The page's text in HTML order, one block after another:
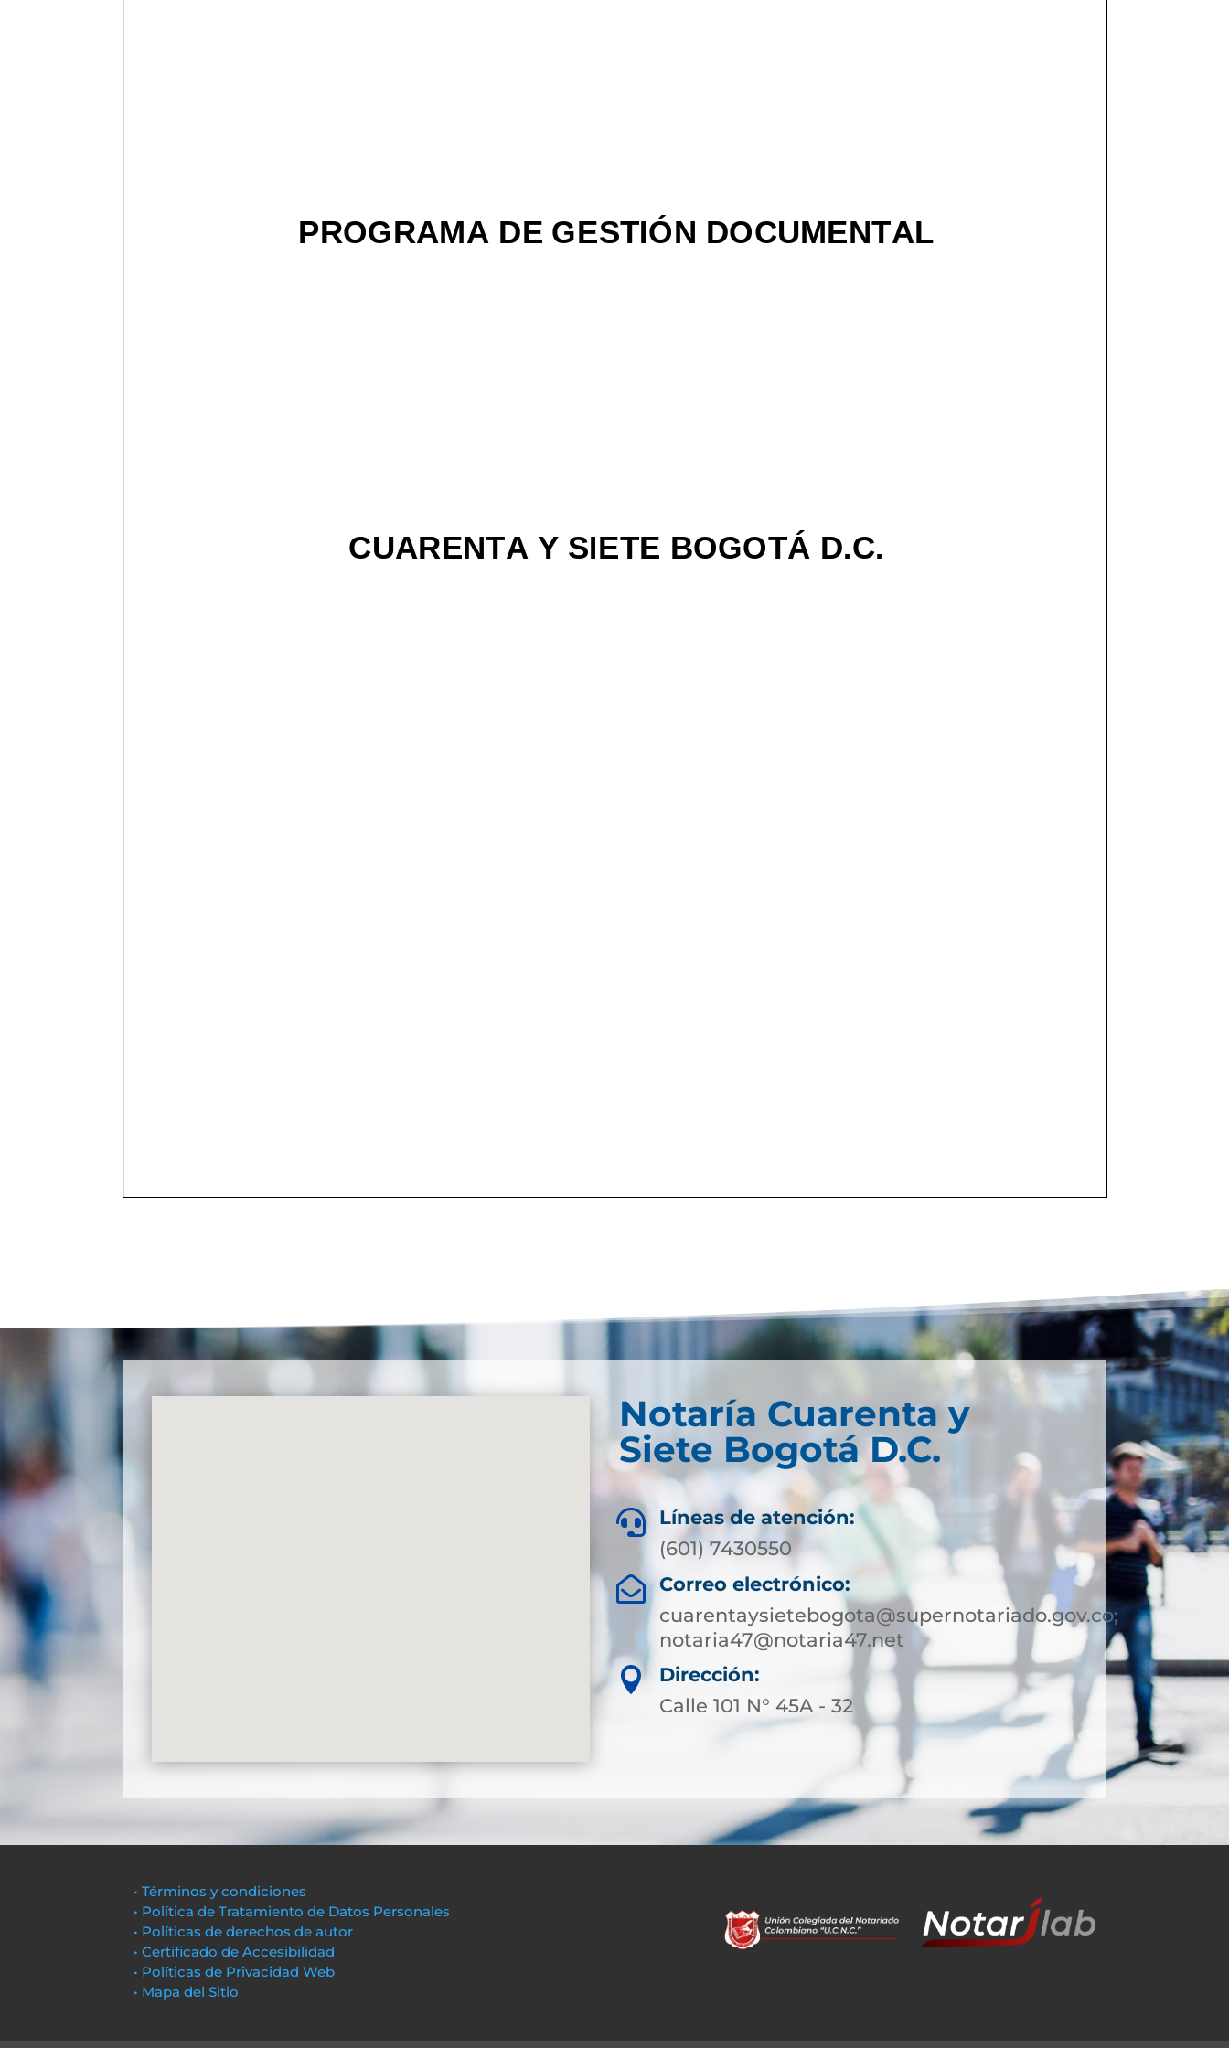
Notaría Cuarenta y
Siete Bogotá D.C.

Líneas de atención:
(601) 7430550

Correo electrónico:
cuarentaysietebogota@supernotariado.gov.co;
notaria47@notaria47.net

Dirección:
Calle 101 N° 45A - 32
• Términos y condiciones
• Política de Tratamiento de Datos Personales
• Políticas de derechos de autor
• Certificado de Accesibilidad
• Políticas de Privacidad Web
• Mapa del Sitio